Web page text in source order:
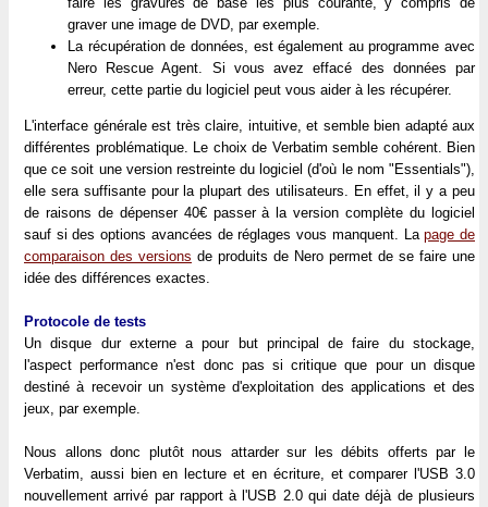
graver une image de DVD, par exemple.
La récupération de données, est également au programme avec
Nero Rescue Agent. Si vous avez effacé des données par
erreur, cette partie du logiciel peut vous aider à les récupérer.
L'interface générale est très claire, intuitive, et semble bien adapté aux
différentes problématique. Le choix de Verbatim semble cohérent. Bien
que ce soit une version restreinte du logiciel (d'où le nom "Essentials"),
elle sera suffisante pour la plupart des utilisateurs. En effet, il y a peu
de raisons de dépenser 40€ passer à la version complète du logiciel
sauf si des options avancées de réglages vous manquent. Lapage de
comparaison des versions de produits de Nero permet de se faire une
idée des différences exactes.
Protocole de tests
Un disque dur externe a pour but principal de faire du stockage,
l'aspect performance n'est donc pas si critique que pour un disque
destiné à recevoir un système d'exploitation des applications et des
jeux, par exemple.
Nous allons donc plutôt nous attarder sur les débits offerts par le
Verbatim, aussi bien en lecture et en écriture, et comparer l'USB 3.0
nouvellement arrivé par rapport à l'USB 2.0 qui date déjà de plusieurs